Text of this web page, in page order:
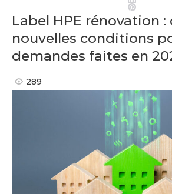
Pinterest
Label HPE rénovation :
nouvelles conditions
demandes faites en
289